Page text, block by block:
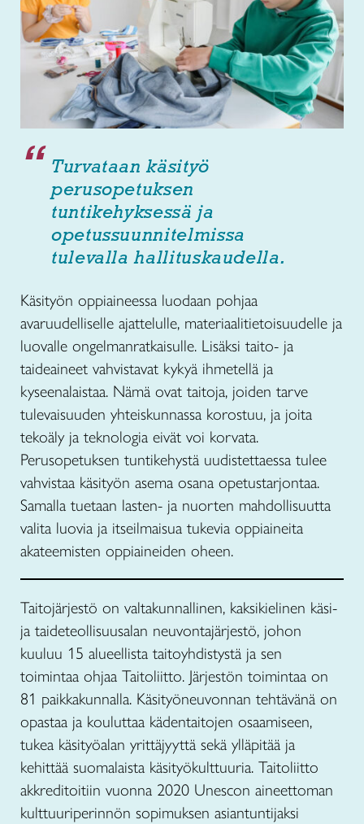
Turvataan käsityö
perusopetuksen
tuntikehyksessä ja
opetussuunnitelmissa
tulevalla hallituskaudella.
Käsityön oppiaineessa luodaan pohjaa
avaruudelliselle ajattelulle, materiaalitietoisuudelle ja
luovalle ongelmanratkaisulle. Lisäksi taito- ja
taideaineet vahvistavat kykyä ihmetellä ja
kyseenalaistaa. Nämä ovat taitoja, joiden tarve
tulevaisuuden yhteiskunnassa korostuu, ja joita
tekoäly ja teknologia eivät voi korvata.
Perusopetuksen tuntikehystä uudistettaessa tulee
vahvistaa käsityön asema osana opetustarjontaa.
Samalla tuetaan lasten- ja nuorten mahdollisuutta
valita luovia ja itseilmaisua tukevia oppiaineita
akateemisten oppiaineiden oheen.
Taitojärjestö on valtakunnallinen, kaksikielinen käsi-
ja taideteollisuusalan neuvontajärjestö, johon
kuuluu 15 alueellista taitoyhdistystä ja sen
toimintaa ohjaa Taitoliitto. Järjestön toimintaa on
81 paikkakunnalla. Käsityöneuvonnan tehtävänä on
opastaa ja kouluttaa kädentaitojen osaamiseen,
tukea käsityöalan yrittäjyyttä sekä ylläpitää ja
kehittää suomalaista käsityökulttuuria. Taitoliitto
akkreditoitiin vuonna 2020 Unescon aineettoman
kulttuuriperinnön sopimuksen asiantuntijaksi